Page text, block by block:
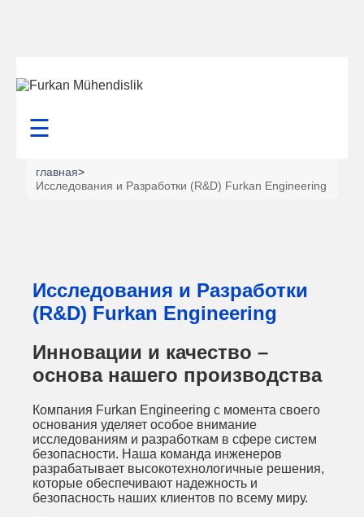
☰
главная>
Исследования и Разработки (R&D) Furkan Engineering
Исследования и Разработки
(R&D) Furkan Engineering
Инновации и качество –
основа нашего производства
Компания Furkan Engineering с момента своего
основания уделяет особое внимание
исследованиям и разработкам в сфере систем
безопасности. Наша команда инженеров
разрабатывает высокотехнологичные решения,
которые обеспечивают надежность и
безопасность наших клиентов по всему миру.